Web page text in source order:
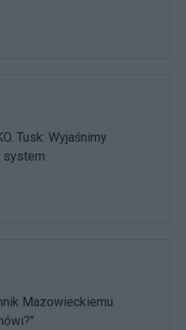
Tusk: Wyjaśnimy
system
Mazowieckiemu.